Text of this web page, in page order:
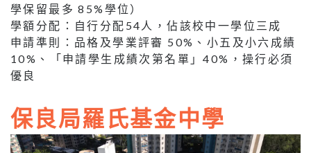
學保留最多 85%學位）
學額分配：自行分配54人，佔該校中一學位三成
申請準則：品格及學業評審 50%、小五及小六成績
10%、「申請學生成績次第名單」40%，操行必須
優良
保良局羅氏基金中學